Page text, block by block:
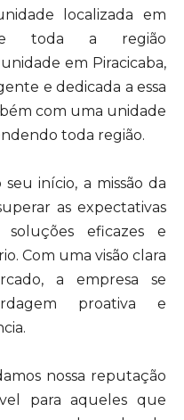
localizada em
toda a região
em Piracicaba,
e dedicada a essa
com uma unidade
toda região.
início, a missão da
as expectativas
eficazes e
Com uma visão clara
a empresa se
proativa e
nossa reputação
para aqueles que